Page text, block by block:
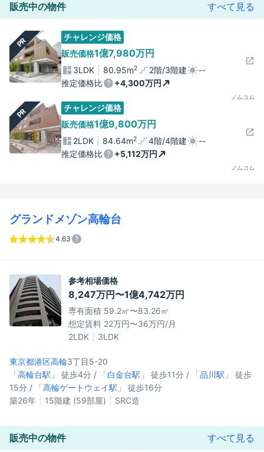
販売中の物件 すべて見る
PR
チャレンジ価格
販売価格1億7,980万円
3LDK 80.95m2 2階/3階建
--
推定価格比
+4,300万円
ノムコム
PR
チャレンジ価格
販売価格1億9,800万円
2LDK 84.64m2 4階/4階建
--
推定価格比
+5,112万円
ノムコム
グランドメゾン高輪台
4.63
参考相場価格
8,247万円〜1億4,742万円
専有面積 59.2㎡〜83.26㎡
想定賃料 22万円〜36万円/月
2LDK
3LDK
東京都港区高輪3丁目5-20
「 高輪台駅 」 徒歩4分 / 「 白金台駅 」 徒歩11分 / 「 品川駅 」 徒歩
15分 / 「 高輪ゲートウェイ駅 」 徒歩16分
築26年
15階建 (59部屋) SRC造
販売中の物件 すべて見る